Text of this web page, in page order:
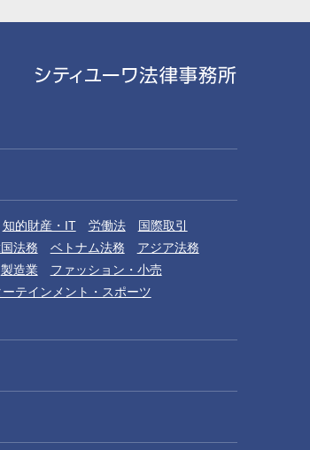
知的財産・IT 労働法
国際取引
法務 ベトナム法務
アジア法務
製造業
ファッション・小売
ーテインメント・スポーツ